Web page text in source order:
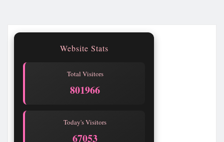
Website Stats
Total Visitors
801967
Today's Visitors
67054